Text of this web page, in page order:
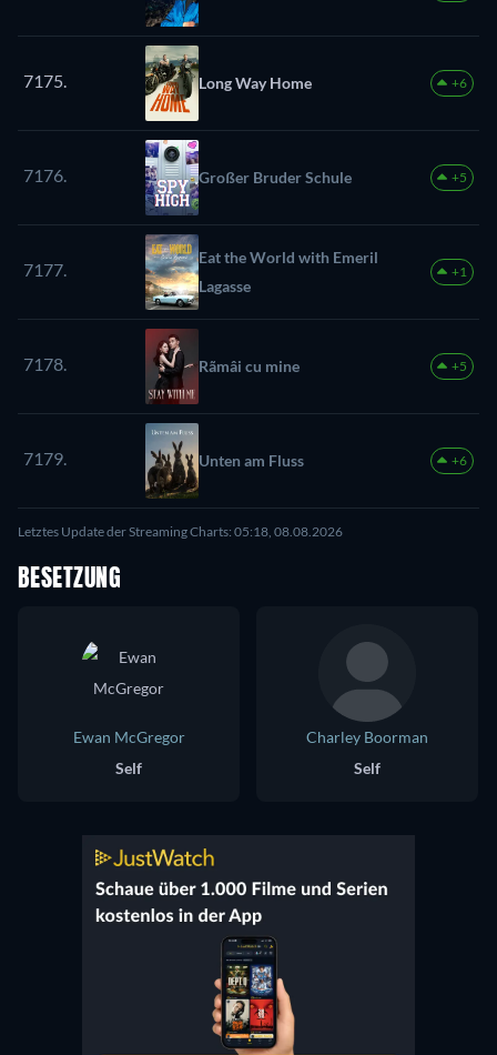
7175. Long Way Home +6
7176. Großer Bruder Schule +5
7177.
Eat the World with Emeril
Lagasse
+1
7178. Rãmâi cu mine +5
7179. Unten am Fluss +6
Letztes Update der Streaming Charts: 05:18, 08.08.2026
BESETZUNG
Ewan McGregor
Self
Charley Boorman
Self